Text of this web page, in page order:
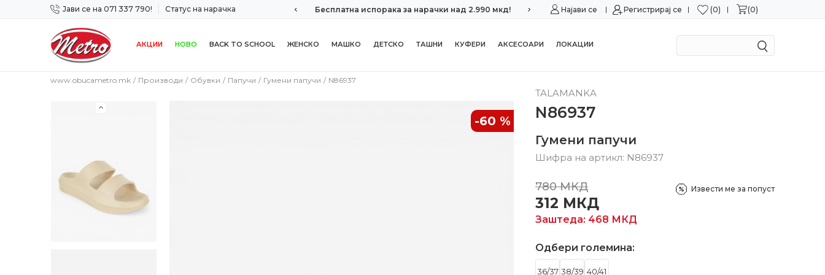
Јави се на 071 337 790! Статус на нарачка
Сигурно плаќање со платежна картичка! Бесплатна испорака за нарачки над 2.990 мкд! Можност за замена во рок од 15 дена!
Најави се Регистрирај се 0 0
АКЦИИ НОВО BACK TO SCHOOL ЖЕНСКО МАШКО ДЕТСКО ТАШНИ КУФЕРИ АКСЕСОАРИ ЛОКАЦИИ
www.obucametro.mk Производи Обувки Папучи Гумени папучи N86937
-60 %
TALAMANKA
N86937
Гумени папучи
Шифра на артикл: N86937
780 МКД
312 МКД
Заштеда: 468 МКД
Извести ме за попуст
Одбери големина:
36/37 38/39 40/41